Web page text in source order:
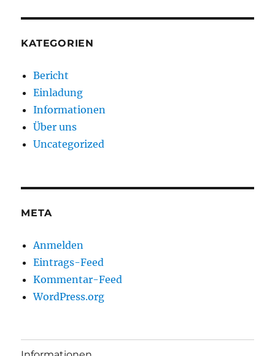
KATEGORIEN
Bericht
Einladung
Informationen
Über uns
Uncategorized
META
Anmelden
Eintrags-Feed
Kommentar-Feed
WordPress.org